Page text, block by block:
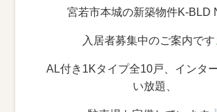
宮若市本城の新築物件K-BLD
入居者募集中のご案内です
AL付き1Kタイプ全10戸、インタ
い放題、